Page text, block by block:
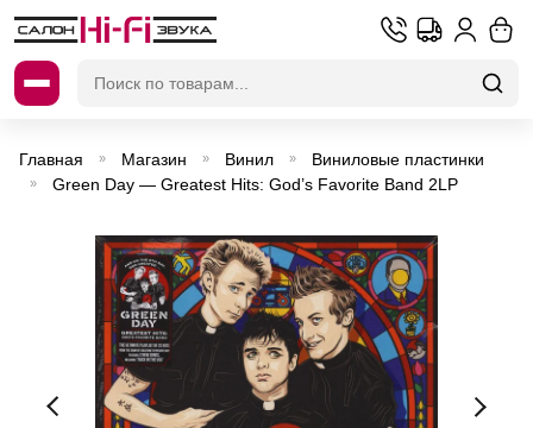
Главная » Магазин » Винил » Виниловые пластинки
» Green Day — Greatest Hits: God’s Favorite Band 2LP